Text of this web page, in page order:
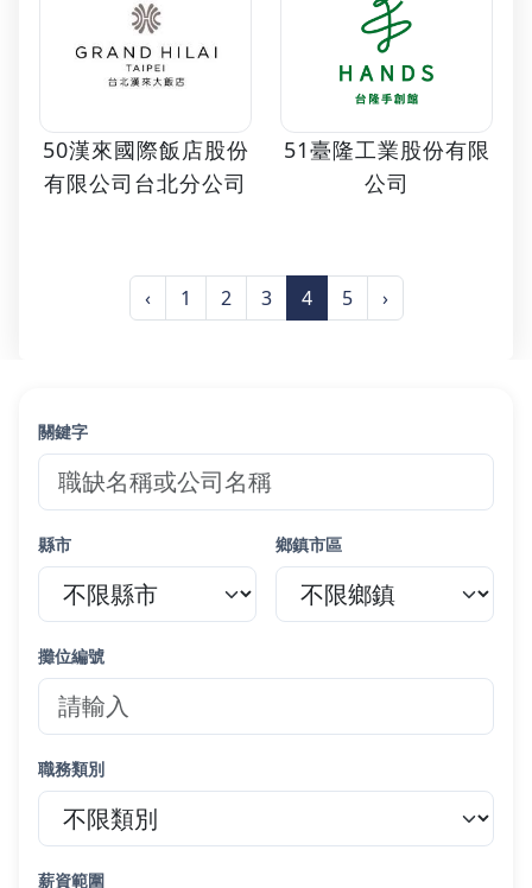
50漢來國際飯店股份
有限公司台北分公司
51臺隆工業股份有限
公司
‹ 1 2 3 4 5 ›
關鍵字
縣市 鄉鎮市區
攤位編號
職務類別
薪資範圍